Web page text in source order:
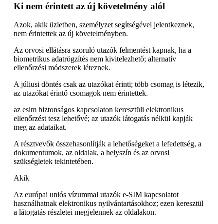
Ki nem érintett az új követelmény alól
Azok, akik üzletben, személyzet segítségével jelentkeznek,
nem érintettek az új követelményben.
Az orvosi ellátásra szoruló utazók felmentést kapnak, ha a
biometrikus adatrögzítés nem kivitelezhető; alternatív
ellenőrzési módszerek léteznek.
A júliusi döntés csak az utazókat érinti; több csomag is létezik,
az utazókat érintő csomagok nem érintettek.
az esim biztonságos kapcsolaton keresztüli elektronikus
ellenőrzést tesz lehetővé; az utazók látogatás nélkül kapják
meg az adataikat.
A résztvevők összehasonlítják a lehetőségeket a lefedettség, a
dokumentumok, az oldalak, a helyszín és az orvosi
szükségletek tekintetében.
Akik
Az európai uniós vízummal utazók e-SIM kapcsolatot
használhatnak elektronikus nyilvántartásokhoz; ezen keresztül
a látogatás részletei megjelennek az oldalakon.